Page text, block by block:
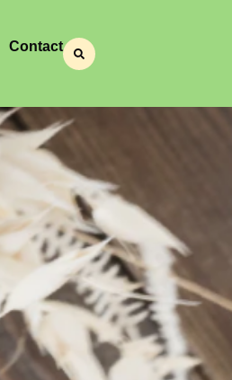
Contact